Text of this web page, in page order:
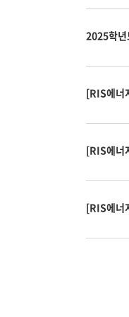
2025학년
[RIS에너
[RIS에너